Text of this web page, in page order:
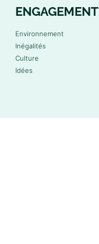
ENGAGEMENT
Environnement
Inégalités
Culture
Idées